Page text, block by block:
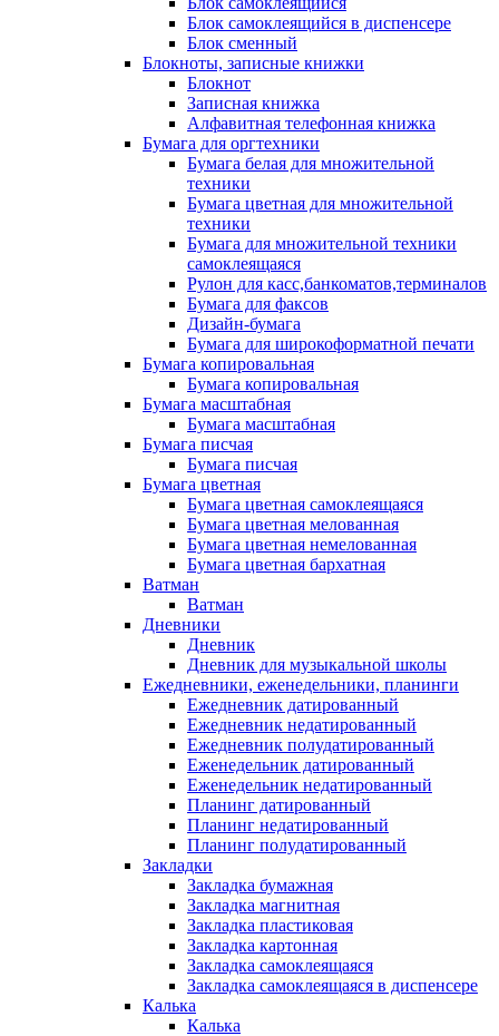
Блок самоклеящийся в диспенсере
Блок сменный
Блокноты, записные книжки
Блокнот
Записная книжка
Алфавитная телефонная книжка
Бумага для оргтехники
Бумага белая для множительной
техники
Бумага цветная для множительной
техники
Бумага для множительной техники
самоклеящаяся
Рулон для касс,банкоматов,терминалов
Бумага для факсов
Дизайн-бумага
Бумага для широкоформатной печати
Бумага копировальная
Бумага копировальная
Бумага масштабная
Бумага масштабная
Бумага писчая
Бумага писчая
Бумага цветная
Бумага цветная самоклеящаяся
Бумага цветная мелованная
Бумага цветная немелованная
Бумага цветная бархатная
Ватман
Ватман
Дневники
Дневник
Дневник для музыкальной школы
Ежедневники, еженедельники, планинги
Ежедневник датированный
Ежедневник недатированный
Ежедневник полудатированный
Еженедельник датированный
Еженедельник недатированный
Планинг датированный
Планинг недатированный
Планинг полудатированный
Закладки
Закладка бумажная
Закладка магнитная
Закладка пластиковая
Закладка картонная
Закладка самоклеящаяся
Закладка самоклеящаяся в диспенсере
Калька
Калька